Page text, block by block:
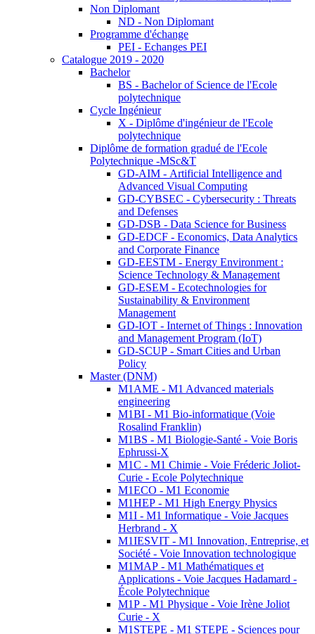
Non Diplomant
ND - Non Diplomant
Programme d'échange
PEI - Echanges PEI
Catalogue 2019 - 2020
Bachelor
BS - Bachelor of Science de l'Ecole
polytechnique
Cycle Ingénieur
X - Diplôme d'ingénieur de l'Ecole
polytechnique
Diplôme de formation gradué de l'Ecole
Polytechnique -MSc&T
GD-AIM - Artificial Intelligence and
Advanced Visual Computing
GD-CYBSEC - Cybersecurity : Threats
and Defenses
GD-DSB - Data Science for Business
GD-EDCF - Economics, Data Analytics
and Corporate Finance
GD-EESTM - Energy Environment :
Science Technology & Management
GD-ESEM - Ecotechnologies for
Sustainability & Environment
Management
GD-IOT - Internet of Things : Innovation
and Management Program (IoT)
GD-SCUP - Smart Cities and Urban
Policy
Master (DNM)
M1AME - M1 Advanced materials
engineering
M1BI - M1 Bio-informatique (Voie
Rosalind Franklin)
M1BS - M1 Biologie-Santé - Voie Boris
Ephrussi-X
M1C - M1 Chimie - Voie Fréderic Joliot-
Curie - Ecole Polytechnique
M1ECO - M1 Economie
M1HEP - M1 High Energy Physics
M1I - M1 Informatique - Voie Jacques
Herbrand - X
M1IESVIT - M1 Innovation, Entreprise, et
Société - Voie Innovation technologique
M1MAP - M1 Mathématiques et
Applications - Voie Jacques Hadamard -
École Polytechnique
M1P - M1 Physique - Voie Irène Joliot
Curie - X
M1STEPE - M1 STEPE - Sciences pour